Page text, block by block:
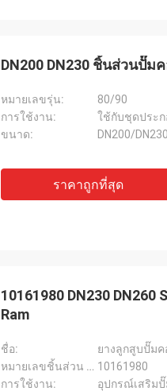
DN200 DN230 ชิ้นส่วนปั๊ม
หมายเลขรุ่น:
80/90
การใช้งาน:
ใช้กับชุดประก
ขนาด:
DN200/DN230
ราคาถูกที่สุด
10161980 DN230
Ram
ชื่อ:
ยางลูกสูบปั๊มค
หมายเลขชิ้นส่วน (ซ้าย): 10161980
การใช้งาน:
อุปกรณ์เสริม